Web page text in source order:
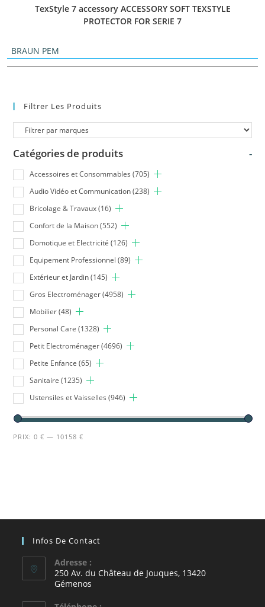
TexStyle 7 accessory ACCESSORY SOFT TEXSTYLE
PROTECTOR FOR SERIE 7
BRAUN PEM
Filtrer Les Produits
Catégories de produits -
Accessoires et Consommables (705)
Audio Vidéo et Communication (238)
Bricolage & Travaux (16)
Confort de la Maison (552)
Domotique et Electricité (126)
Equipement Professionnel (89)
Extérieur et Jardin (145)
Gros Electroménager (4958)
Mobilier (48)
Personal Care (1328)
Petit Electroménager (4696)
Petite Enfance (65)
Sanitaire (1235)
Ustensiles et Vaisselles (946)
PRIX:0 € — 10158 €
Infos De Contact
Adresse :
250 Av. du Château de Jouques, 13420
Gémenos